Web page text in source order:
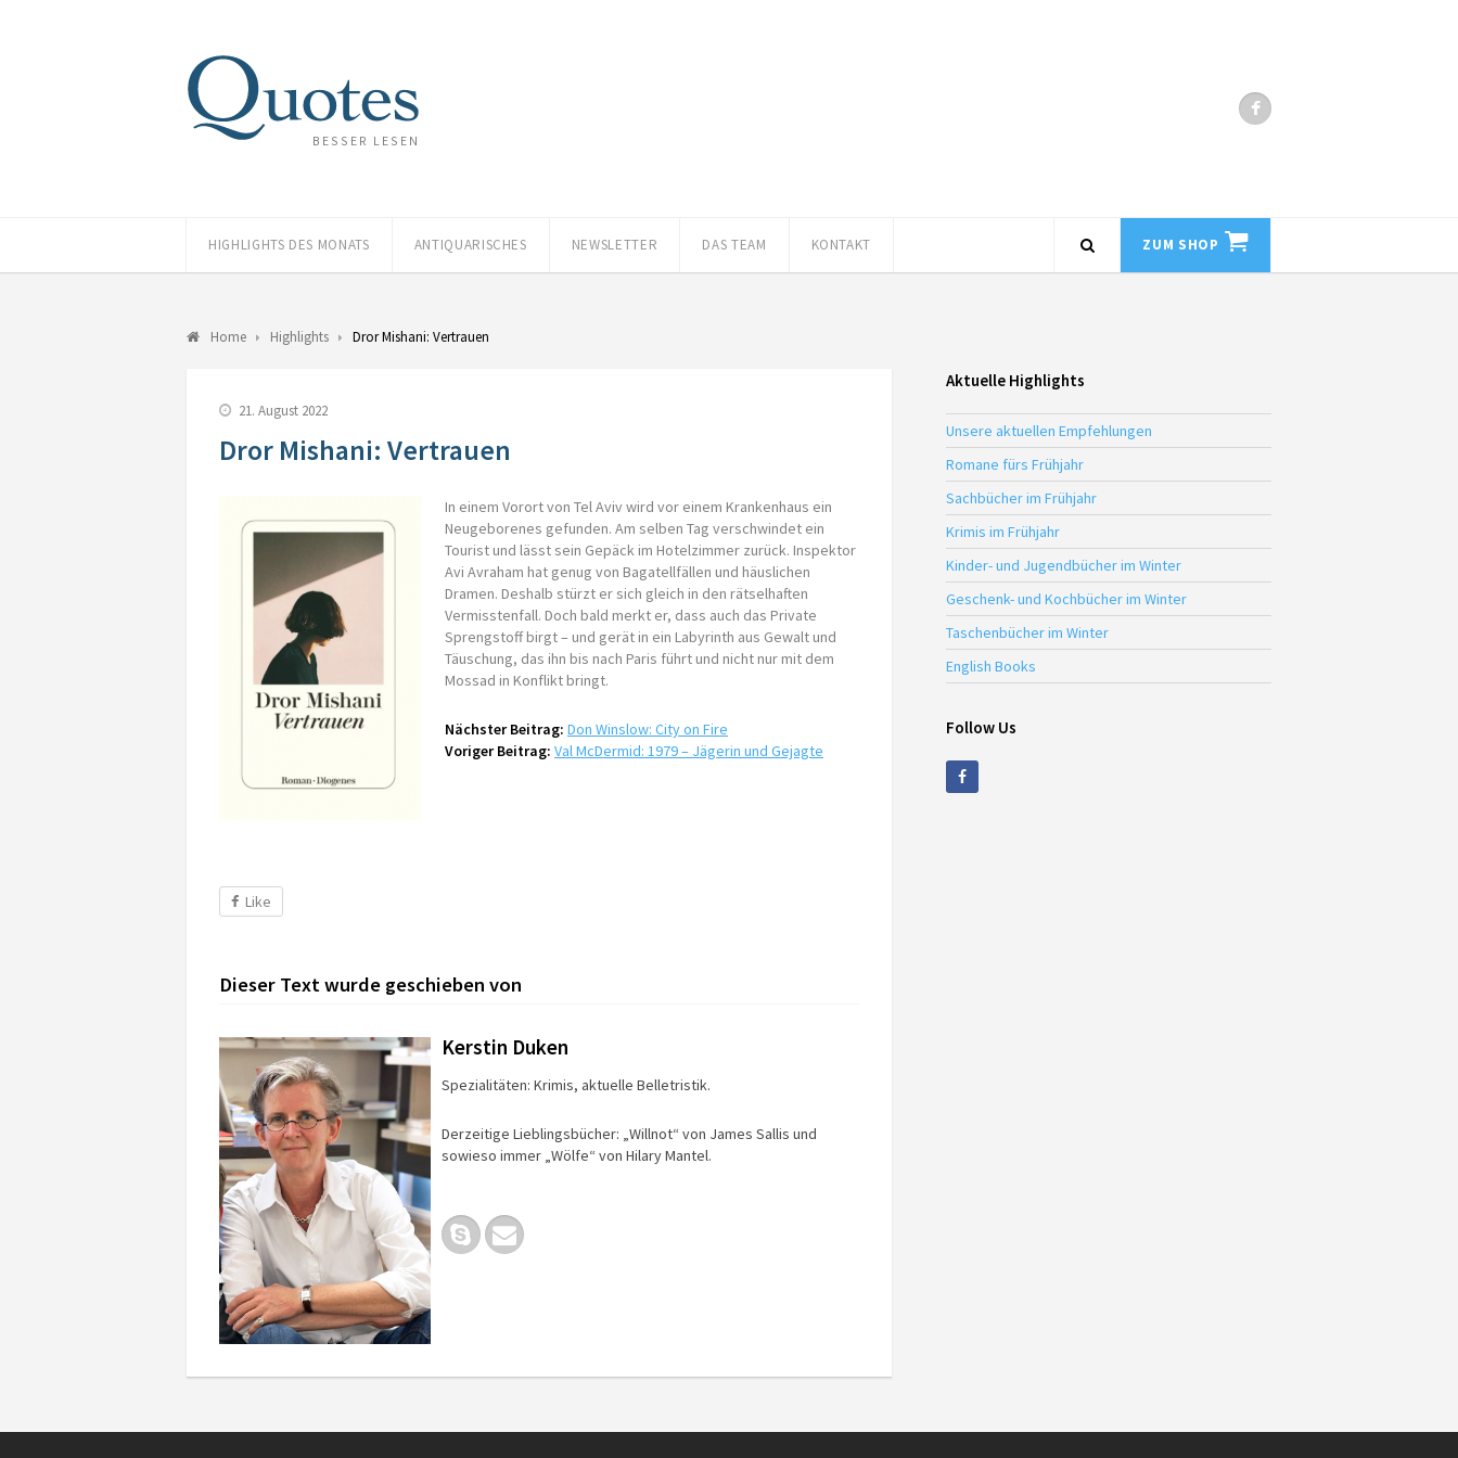
BESSER LESEN
HIGHLIGHTS DES MONATS ANTIQUARISCHES NEWSLETTER DAS TEAM KONTAKT ZUM SHOP
Home Highlights Dror Mishani: Vertrauen
21. August 2022
Dror Mishani: Vertrauen
In einem Vorort von Tel Aviv wird vor einem Krankenhaus ein
Neugeborenes gefunden. Am selben Tag verschwindet ein
Tourist und lässt sein Gepäck im Hotelzimmer zurück. Inspektor
Avi Avraham hat genug von Bagatellfällen und häuslichen
Dramen. Deshalb stürzt er sich gleich in den rätselhaften
Vermisstenfall. Doch bald merkt er, dass auch das Private
Sprengstoff birgt – und gerät in ein Labyrinth aus Gewalt und
Täuschung, das ihn bis nach Paris führt und nicht nur mit dem
Mossad in Konflikt bringt.
Nächster Beitrag: Don Winslow: City on Fire
Voriger Beitrag: Val McDermid: 1979 – Jägerin und Gejagte
Like
Dieser Text wurde geschieben von
Kerstin Duken
Spezialitäten: Krimis, aktuelle Belletristik.
Derzeitige Lieblingsbücher: „Willnot“ von James Sallis und
sowieso immer „Wölfe“ von Hilary Mantel.
Aktuelle Highlights
Unsere aktuellen Empfehlungen
Romane fürs Frühjahr
Sachbücher im Frühjahr
Krimis im Frühjahr
Kinder- und Jugendbücher im Winter
Geschenk- und Kochbücher im Winter
Taschenbücher im Winter
English Books
Follow Us